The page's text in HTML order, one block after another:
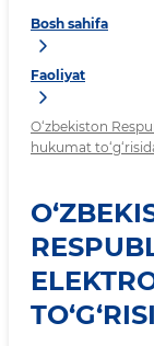
Bosh sahifa
Faoliyat
O‘zbekiston
hukumat